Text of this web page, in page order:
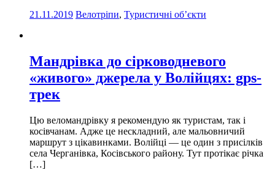
21.11.2019 Велотріпи, Туристичні об’єкти
Мандрівка до сірководневого
«живого» джерела у Волійцях: gps-
трек
Цю веломандрівку я рекомендую як туристам, так і
косівчанам. Адже це нескладний, але мальовничий
маршрут з цікавинками. Волійці — це один з присілків
села Черганівка, Косівського району. Тут протікає річка
[…]